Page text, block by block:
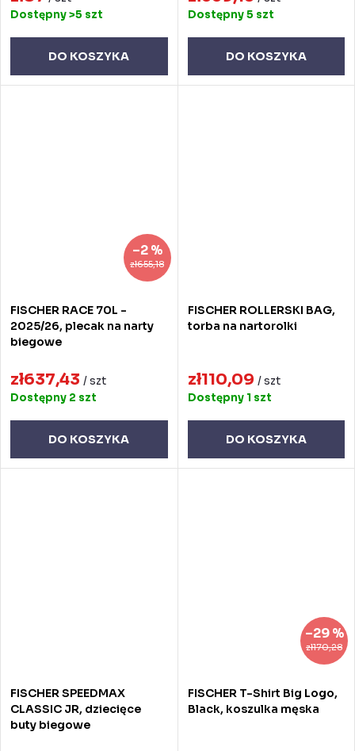
Dostępny>5 szt
DO KOSZYKA
Dostępny5 szt
DO KOSZYKA
zł655,18
–2 %
FISCHER RACE 70L -
2025/26, plecak na narty
biegowe
zł637,43 / szt
Dostępny 2 szt
DO KOSZYKA
FISCHER ROLLERSKI BAG,
torba na nartorolki
zł110,09 / szt
Dostępny 1 szt
DO KOSZYKA
FISCHER SPEEDMAX
CLASSIC JR, dziecięce
buty biegowe
zł170,28
–29 %
FISCHER T-Shirt Big Logo,
Black, koszulka męska